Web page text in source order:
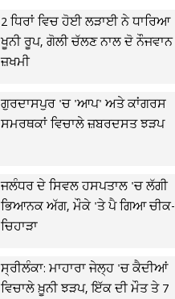
2 ਧਿਰਾਂ ਵਿਚ ਹੋਈ ਲੜਾਈ ਨੇ ਧਾਰਿਆ
ਖੂਨੀ ਰੂਪ, ਗੋਲੀ ਚੱਲਣ ਨਾਲ ਦੋ ਨੌਜਵਾਨ
ਜ਼ਖਮੀ
ਗੁਰਦਾਸਪੁਰ 'ਚ 'ਆਪ' ਅਤੇ ਕਾਂਗਰਸ
ਸਮਰਥਕਾਂ ਵਿਚਾਲੇ ਜ਼ਬਰਦਸਤ ਝੜਪ
ਜਲੰਧਰ ਦੇ ਸਿਵਲ ਹਸਪਤਾਲ 'ਚ ਲੱਗੀ
ਭਿਆਨਕ ਅੱਗ, ਮੌਕੇ 'ਤੇ ਪੈ ਗਿਆ ਚੀਕ-
ਚਿਹਾੜਾ
ਸ੍ਰੀਲੰਕਾ: ਮਾਹਾਰਾ ਜੇਲ੍ਹ 'ਚ ਕੈਦੀਆਂ
ਵਿਚਾਲੇ ਖ਼ੂਨੀ ਝੜਪ, ਇੱਕ ਦੀ ਮੌਤ ਤੇ 7